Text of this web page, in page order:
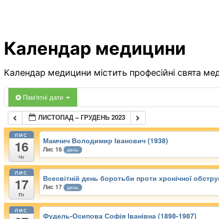
Календар медицини
Календар медицини містить професійні свята
Пам'ятні дати
ЛИСТОПАД – ГРУДЕНЬ 2023
ЛИС
16
Чт
Мамчич Володимир Іванович (1938)
Лис 16 день
ЛИС
17
Пт
Всесвітній день боротьби проти хронічної
Лис 17 день
ЛИС
Фудель-Осипова Софія Іванівна (1898-1987)